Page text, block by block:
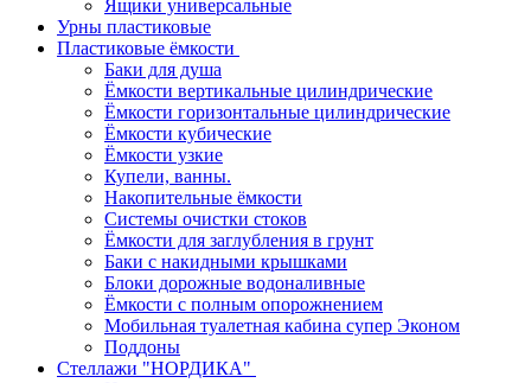
Ящики универсальные
Урны пластиковые
Пластиковые ёмкости
Баки для душа
Ёмкости вертикальные цилиндрические
Ёмкости горизонтальные цилиндрические
Ёмкости кубические
Ёмкости узкие
Купели, ванны.
Накопительные ёмкости
Системы очистки стоков
Ёмкости для заглубления в грунт
Баки с накидными крышками
Блоки дорожные водоналивные
Ёмкости с полным опорожнением
Мобильная туалетная кабина супер Эконом
Поддоны
Стеллажи "НОРДИКА"